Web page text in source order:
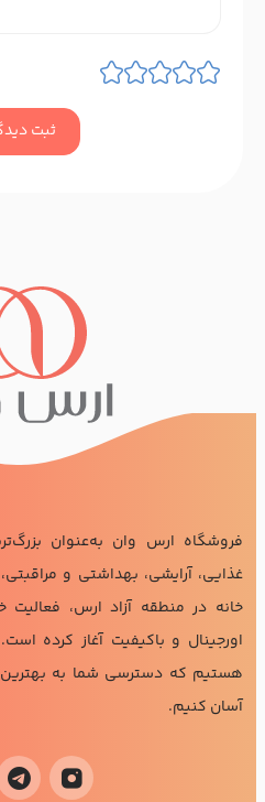
ثبت
فروشگاه ارس وان به‌عنوان
غذایی، آرایشی، بهداشتی و
خانه در منطقه آزاد ارس،
اورجینال و باکیفیت آغاز کرده
هستیم که دسترسی شما به بهترین
آسان کنیم.